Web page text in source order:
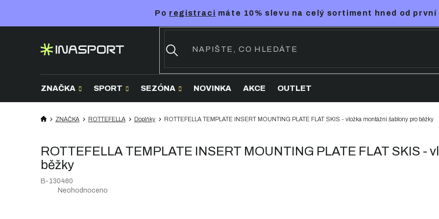
Po registraci máte 10% slevu na celý sortiment hned od první
ZNAČKA SPORT SEZÓNA NOVINKA AKCE OUTLET
ZNAČKA ROTTEFELLA Doplňky ROTTEFELLA TEMPLATE INSERT MOUNTING PLATE FLAT SKIS - vložka montážní šablony pro běžky
ROTTEFELLA TEMPLATE INSERT MOUNTING PLATE FLAT SKIS -
běžky
B-130460
Průměrné
Neohodnoceno